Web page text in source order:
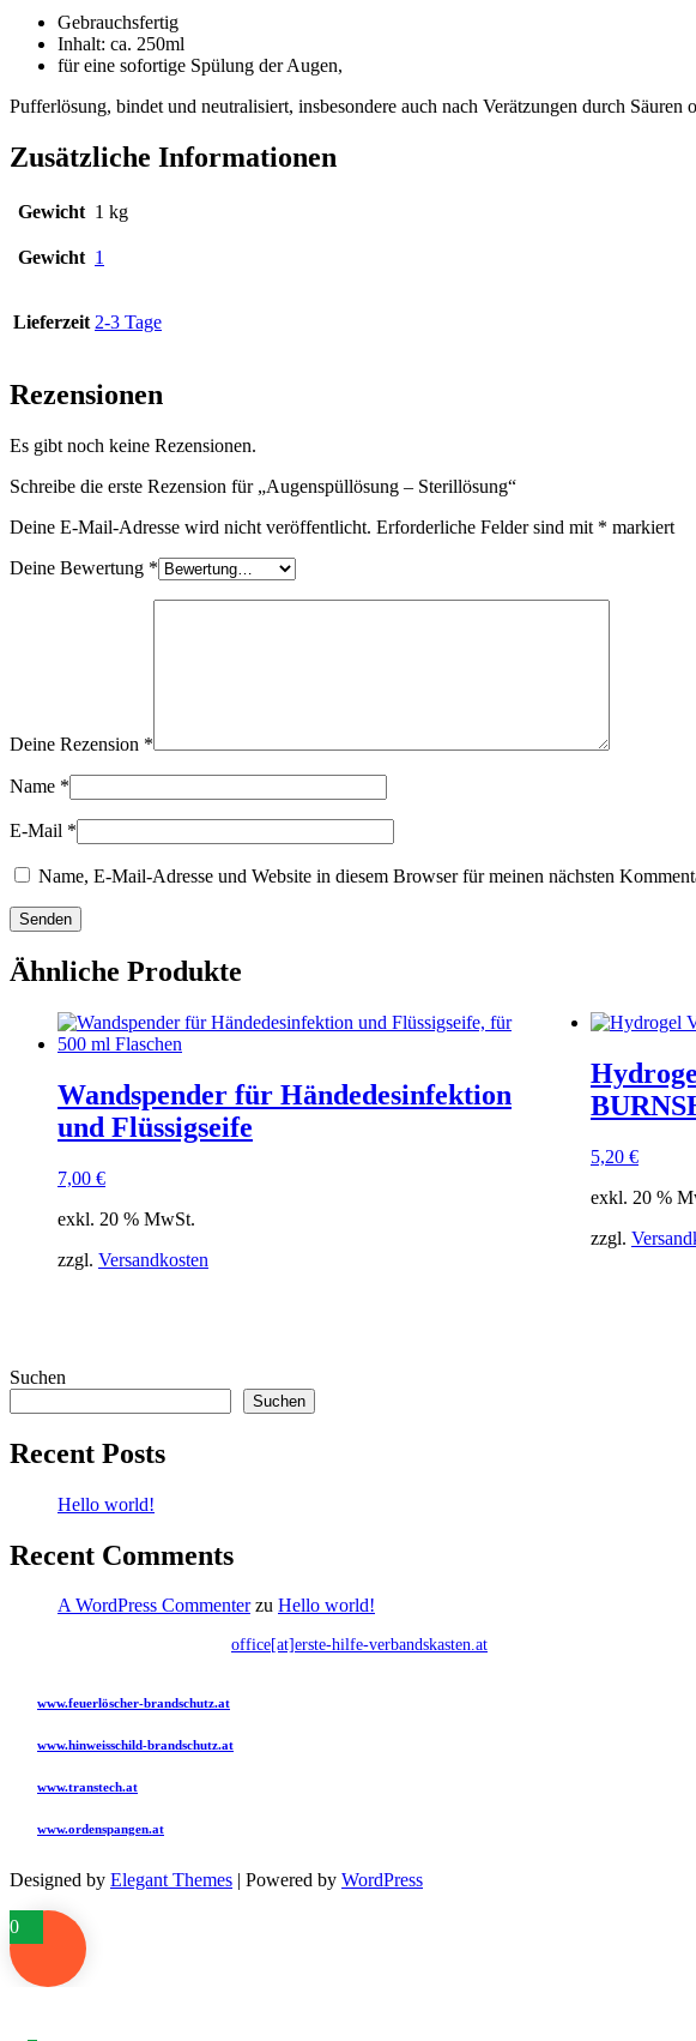
Gebrauchsfertig
Inhalt: ca. 250ml
für eine sofortige Spülung der Augen,
Pufferlösung, bindet und neutralisiert, insbesondere auch nach Verätzungen durch Säuren
Zusätzliche Informationen
Gewicht 1 kg
Gewicht 1
Lieferzeit 2-3 Tage
Rezensionen
Es gibt noch keine Rezensionen.
Schreibe die erste Rezension für „Augenspüllösung – Sterillösung“
Deine E-Mail-Adresse wird nicht veröffentlicht. Erforderliche Felder sind mit * markiert
Deine Bewertung *
Deine Rezension *
Name *
E-Mail *
Name, E-Mail-Adresse und Website in diesem Browser für meinen nächsten
Ähnliche Produkte
Wandspender für Händedesinfektion
und Flüssigseife
7,00 €
exkl. 20 % MwSt.
zzgl. Versandkosten
5,20 €
exkl. 20 %
zzgl.
Suchen
Suchen
Recent Posts
Hello world!
Recent Comments
A WordPress Commenterzu Hello world!
office[at]erste-hilfe-verbandskasten.at
www.feuerlöscher-brandschutz.at
www.hinweisschild-brandschutz.at
www.transtech.at
www.ordenspangen.at
Designed by Elegant Themes | Powered by WordPress
0